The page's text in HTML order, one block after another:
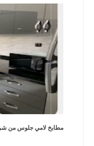
مطابخ لامي جلوس من